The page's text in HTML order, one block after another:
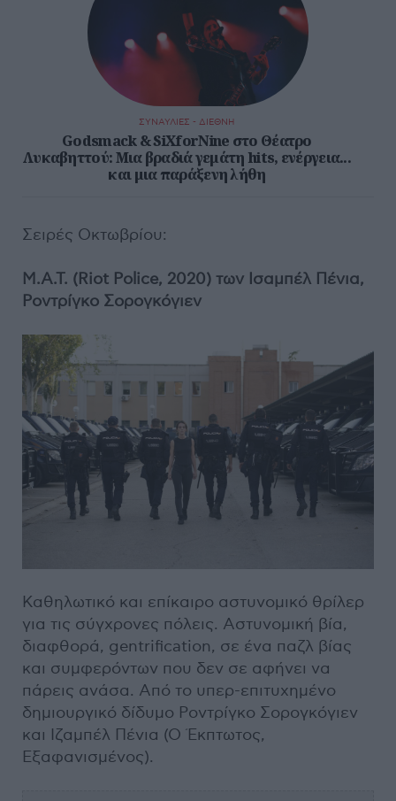
ΣΥΝΑΥΛΙΕΣ - ΔΙΕΘΝΗ
Godsmack & SiXforNine στο Θέατρο
Λυκαβηττού: Μια βραδιά γεμάτη hits, ενέργεια...
και μια παράξενη λήθη
Σειρές Οκτωβρίου:
Μ.Α.Τ. (Riot Police, 2020) των Ισαμπέλ Πένια,
Ροντρίγκο Σορογκόγιεν
Καθηλωτικό και επίκαιρο αστυνομικό θρίλερ
για τις σύγχρονες πόλεις. Αστυνομική βία,
διαφθορά, gentrification, σε ένα παζλ βίας
και συμφερόντων που δεν σε αφήνει να
πάρεις ανάσα. Από το υπερ-επιτυχημένο
δημιουργικό δίδυμο Ροντρίγκο Σορογκόγιεν
και Ιζαμπέλ Πένια (Ο Έκπτωτος,
Εξαφανισμένος).